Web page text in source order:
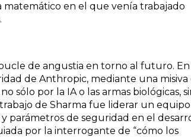
en el que venía trabajado
de angustia en torno al futuro. En
de Anthropic, mediante una misiva
sólo por la IA o las armas biológicas,
de Sharma fue liderar un equipo
parámetros de seguridad en el
por la interrogante de “cómo los